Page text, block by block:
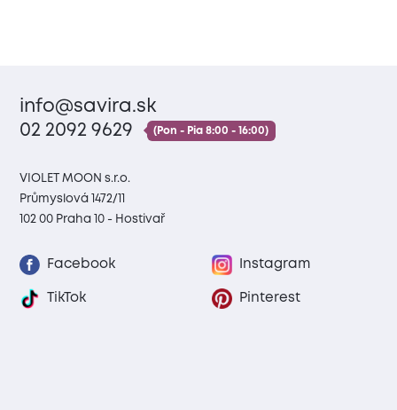
info@savira.sk
02 2092 9629
(Pon - Pia 8:00 - 16:00)
VIOLET MOON s.r.o.
Průmyslová 1472/11
102 00 Praha 10 - Hostivař
Facebook Instagram
TikTok Pinterest